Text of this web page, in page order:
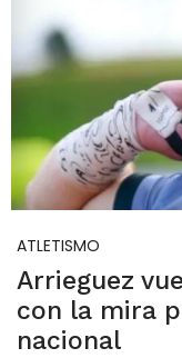
ATLETISMO
Arrieguez
con la mira
nacional